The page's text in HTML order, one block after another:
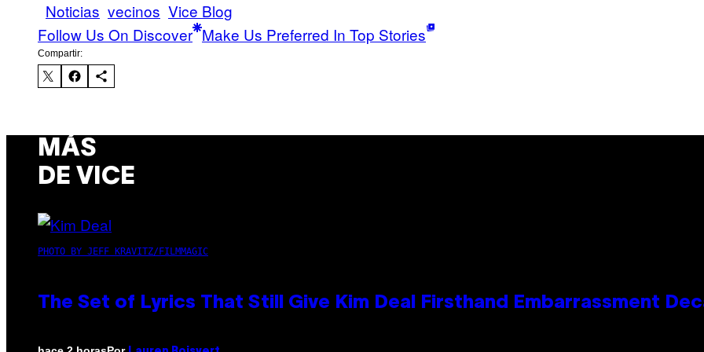
Noticias vecinos Vice Blog
Follow Us On Discover Make Us Preferred In Top Stories
Compartir:
MÁS
DE VICE
PHOTO BY JEFF KRAVITZ/FILMMAGIC
The Set of Lyrics That Still Give Kim Deal Firsthand Embarrassment